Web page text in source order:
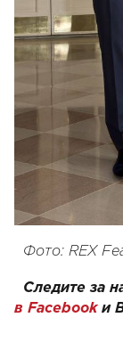
Фото: REX
Следите за
в Facebookи